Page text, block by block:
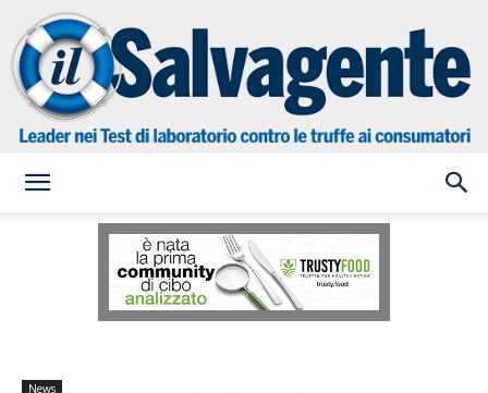
Salvagente
News